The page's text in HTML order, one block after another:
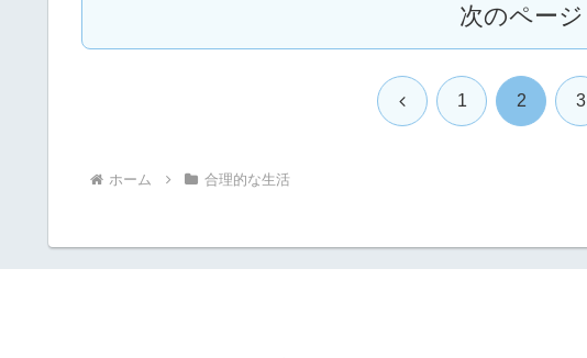
次のページ
前 1 2 3
ホーム 合理的な生活